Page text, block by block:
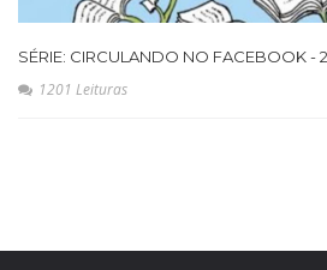
SÉRIE: CIRCULANDO NO FACEBOOK -
1201 Leituras